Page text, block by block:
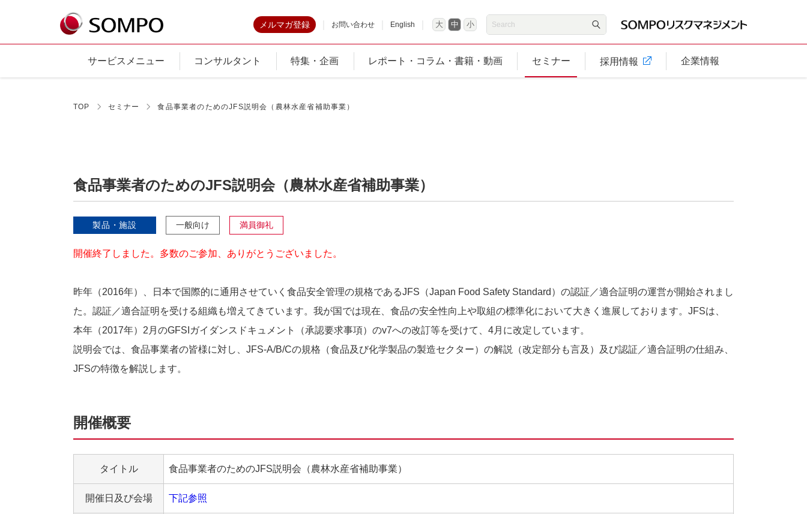
メルマガ登録 お問い合わせ English 大 中 小
サービスメニュー コンサルタント 特集・企画 レポート・コラム・書籍・動画 セミナー 採用情報 企業情報
TOP セミナー 食品事業者のためのJFS説明会（農林水産省補助事業）
食品事業者のためのJFS説明会（農林水産省補助事業）
製品・施設 一般向け 満員御礼
開催終了しました。多数のご参加、ありがとうございました。
昨年（2016年）、日本で国際的に通用させていく食品安全管理の規格であるJFS（Japan Food Safety Standard）の認証／適合証明の運営が開始されまし
た。認証／適合証明を受ける組織も増えてきています。我が国では現在、食品の安全性向上や取組の標準化において大きく進展しております。JFSは、
本年（2017年）2月のGFSIガイダンスドキュメント（承認要求事項）のv7への改訂等を受けて、4月に改定しています。
説明会では、食品事業者の皆様に対し、JFS-A/B/Cの規格（食品及び化学製品の製造セクター）の解説（改定部分も言及）及び認証／適合証明の仕組み、
JFSの特徴を解説します。
開催概要
タイトル 食品事業者のためのJFS説明会（農林水産省補助事業）
開催日及び会場 下記参照